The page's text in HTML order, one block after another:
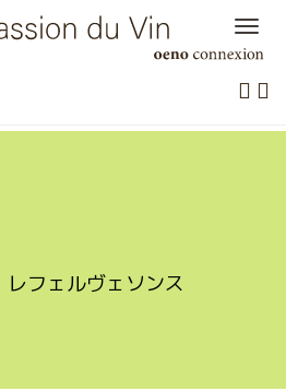
レフェルヴェソンス